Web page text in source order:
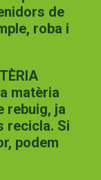
de
roba i
matèria
rebuig, ja
recicla. Si
podem